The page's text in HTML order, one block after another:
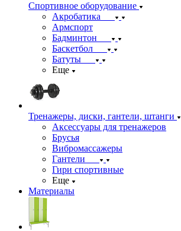
Спортивное оборудование
Акробатика
Армспорт
Бадминтон
Баскетбол
Батуты
Еще
Тренажеры, диски, гантели, штанги
Аксессуары для тренажеров
Брусья
Вибромассажеры
Гантели
Гири спортивные
Еще
Материалы